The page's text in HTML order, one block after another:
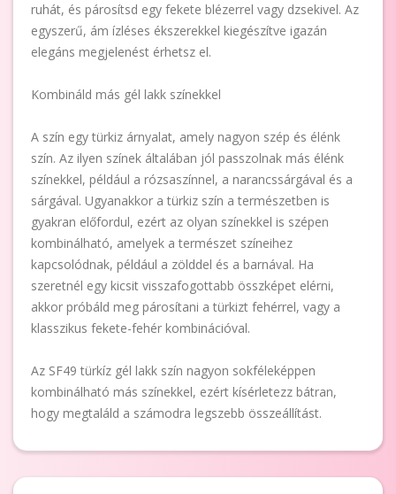
ruhát, és párosítsd egy fekete blézerrel vagy dzsekivel. Az
egyszerű, ám ízléses ékszerekkel kiegészítve igazán
elegáns megjelenést érhetsz el.
Kombináld más gél lakk színekkel
A szín egy türkiz árnyalat, amely nagyon szép és élénk
szín. Az ilyen színek általában jól passzolnak más élénk
színekkel, például a rózsaszínnel, a narancssárgával és a
sárgával. Ugyanakkor a türkiz szín a természetben is
gyakran előfordul, ezért az olyan színekkel is szépen
kombinálható, amelyek a természet színeihez
kapcsolódnak, például a zölddel és a barnával. Ha
szeretnél egy kicsit visszafogottabb összképet elérni,
akkor próbáld meg párosítani a türkizt fehérrel, vagy a
klasszikus fekete-fehér kombinációval.
Az SF49 türkíz gél lakk szín nagyon sokféleképpen
kombinálható más színekkel, ezért kísérletezz bátran,
hogy megtaláld a számodra legszebb összeállítást.